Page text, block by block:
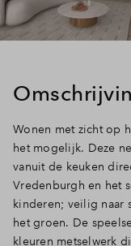
Wonen met zicht op
het mogelijk. Deze
vanuit de keuken
Vredenburgh en het
kinderen; veilig naar
het groen. De
kleuren metselwerk